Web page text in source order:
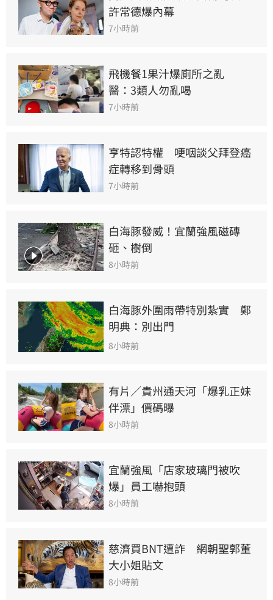
許常德爆內幕
7小時前
飛機餐1果汁爆廁所之亂
醫：3類人勿亂喝
7小時前
亨特認特權　哽咽談父拜登癌
症轉移到骨頭
7小時前
白海豚發威！宜蘭強風磁磚
砸、樹倒
8小時前
白海豚外圍雨帶特別紮實　鄭
明典：別出門
8小時前
有片／貴州通天河「爆乳正妹
伴漂」價碼曝
8小時前
宜蘭強風「店家玻璃門被吹
爆」員工嚇抱頭
8小時前
慈濟買BNT遭詐　網朝聖郭董
大小姐貼文
8小時前